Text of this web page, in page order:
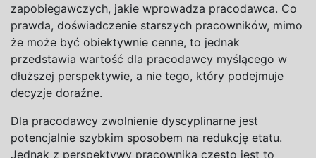
zapobiegawczych, jakie wprowadza pracodawca. Co
prawda, doświadczenie starszych pracowników, mimo
że może być obiektywnie cenne, to jednak
przedstawia wartość dla pracodawcy myślącego w
dłuższej perspektywie, a nie tego, który podejmuje
decyzje doraźne.
Dla pracodawcy zwolnienie dyscyplinarne jest
potencjalnie szybkim sposobem na redukcję etatu.
Jednak z perspektywy pracownika często jest to